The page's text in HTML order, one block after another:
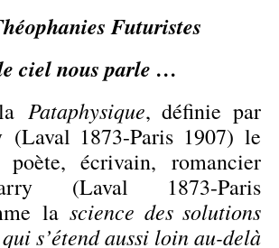
Futuristes
ciel nous parle …
Pataphysique, définie par
(Laval 1873-Paris 1907) le
poète, écrivain, romancier
(Laval 1873-Paris
lascience des solutions
s’étend aussi loin au-delà